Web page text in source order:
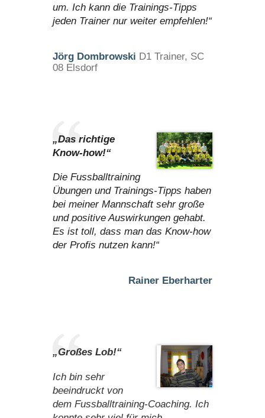
um. Ich kann die Trainings-Tipps
jeden Trainer nur weiter empfehlen!“
Jörg Dombrowski D1 Trainer, SC
08 Elsdorf
„Das richtige
Know-how!“
Die Fussballtraining
Übungen und Trainings-Tipps haben
bei meiner Mannschaft sehr große
und positive Auswirkungen gehabt.
Es ist toll, dass man das Know-how
der Profis nutzen kann!“
Rainer Eberharter
„Großes Lob!“
Ich bin sehr
beeindruckt von
dem Fussballtraining-Coaching. Ich